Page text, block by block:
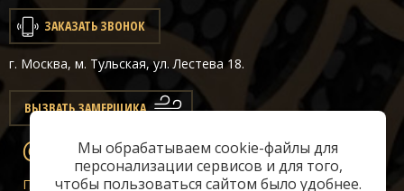
Мы обрабатываем cookie-файлы для
персонализации сервисов и для того,
чтобы пользоваться сайтом было удобнее.
ЗАКАЗАТЬ ЗВОНОК
г. Москва, м. Тульская, ул. Лестева 18.
ВЫЗВАТЬ ЗАМЕРЩИКА
info@classicair.ru
Пн-Сб:10 — 20